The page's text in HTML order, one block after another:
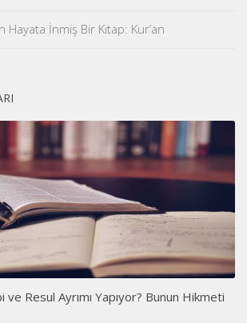
Hayata İnmiş Bir Kitap: Kur’an
Resul Ayrımı Yapıyor? Bunun Hikmeti